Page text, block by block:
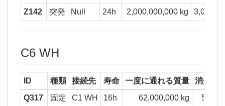
Z142
突発 Null 24h 2,000,000,000 kg
C6 WH
ID 種類 接続先 寿命 一度に通れる質量
消失質
Q317
固定 C1 WH 16h 62,000,000 kg